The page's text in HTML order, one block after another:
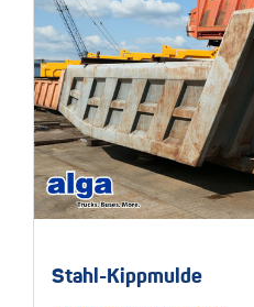
Stahl-Kippmulde